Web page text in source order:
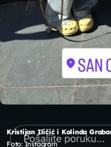
Kristijan Iličić i Kolinda
Foto: Instagram